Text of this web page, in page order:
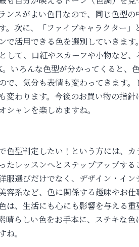
ンスがよい色目なので、同じ色型の
。次に、「ファイブキャラクター」
で活用できる色を選別していきます
して、口紅やスカーフや小物など、
いろんな色型が分かってくると、
で、気分も表情も変わってきます。
変わります。今後のお買い物の指針
シャレを楽しめますね。
色型判定したい！という方には、カ
たレッスンへとステップアップする
服選びだけでなく、デザイン・イン
容系など、色に関係する趣味やお仕
は、生活にも心にも影響を与える重
晴らしい色をお手本に、ステキな色
。